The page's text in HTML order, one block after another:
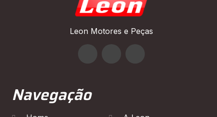
Leon Motores e Peças
Navegação